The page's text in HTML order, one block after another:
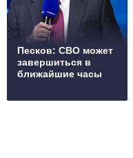
Песков: СВО может
завершиться в
ближайшие часы